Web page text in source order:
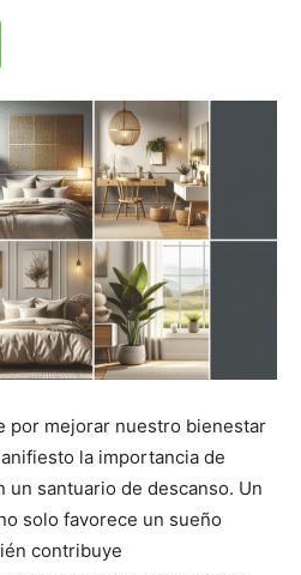
por mejorar nuestro bienestar
la importancia de
santuario de descanso. Un
solo favorece un sueño
contribuye